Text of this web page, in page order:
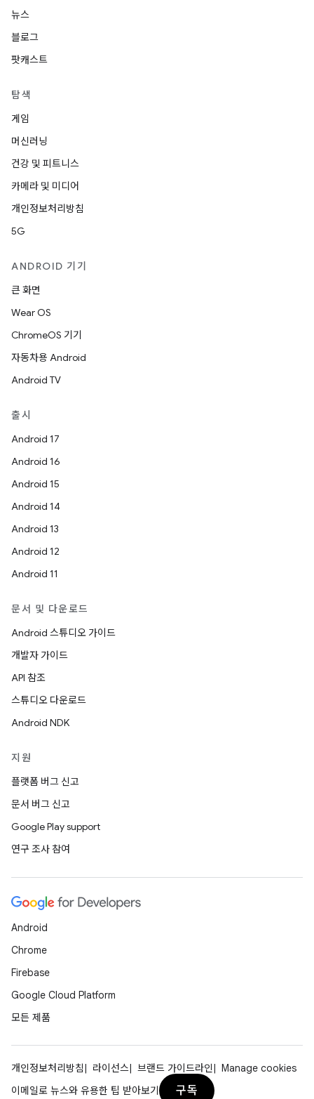
뉴스
블로그
팟캐스트
탐색
게임
머신러닝
건강 및 피트니스
카메라 및 미디어
개인정보처리방침
5G
ANDROID 기기
큰 화면
Wear OS
ChromeOS 기기
자동차용 Android
Android TV
출시
Android 17
Android 16
Android 15
Android 14
Android 13
Android 12
Android 11
문서 및 다운로드
Android 스튜디오 가이드
개발자 가이드
API 참조
스튜디오 다운로드
Android NDK
지원
플랫폼 버그 신고
문서 버그 신고
Google Play support
연구 조사 참여
Android
Chrome
Firebase
Google Cloud Platform
모든 제품
개인정보처리방침 라이선스 브랜드 가이드라인
Manage cookies
이메일로 뉴스와 유용한 팁 받아보기
구독